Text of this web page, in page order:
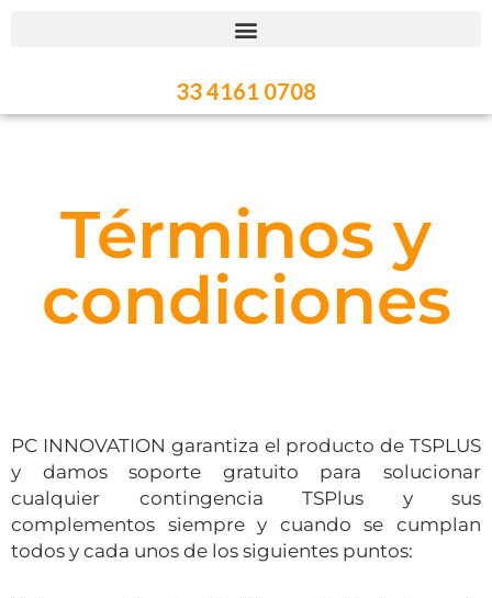
33 4161 0708
Términos y
condiciones
PC INNOVATION garantiza el producto de TSPLUS
y damos soporte gratuito para solucionar
cualquier contingencia TSPlus y sus
complementos siempre y cuando se cumplan
todos y cada unos de los siguientes puntos: